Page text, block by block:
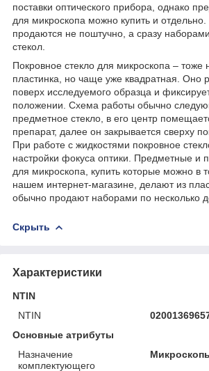
поставки оптического прибора, однако
для микроскопа можно купить и
продаются не поштучно, а сразу
стекол.
Покровное стекло для микроскопа – тоже
пластинка, но чаще уже квадратная. Оно
поверх исследуемого образца и
положении. Схема работы обычно
предметное стекло, в его центр
препарат, далее он закрывается сверху
При работе с жидкостями покровное
настройки фокуса оптики. Предметные и
для микроскопа, купить которые можно в
нашем интернет-магазине, делают из
обычно продают наборами по несколько
Скрыть
Характеристики
NTIN
NTIN
Основные атрибуты
Назначение
комплектующего